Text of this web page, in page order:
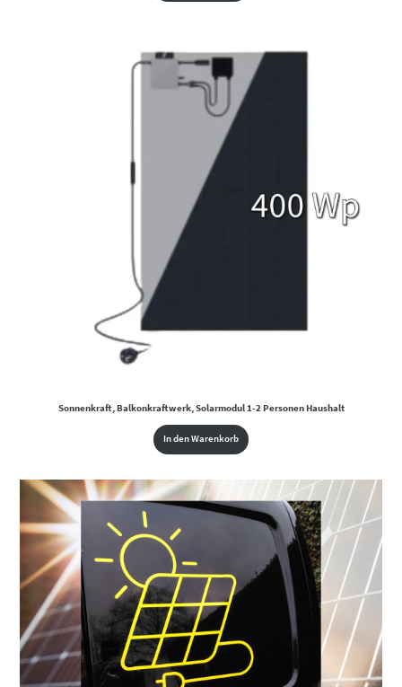
Sonnenkraft, Balkonkraftwerk, Solarmodul 1-2 Personen Haushalt
In den Warenkorb